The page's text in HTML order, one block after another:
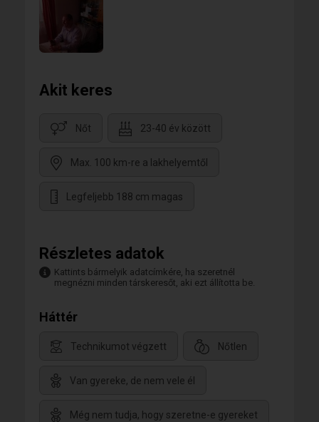
Akit keres
Nőt 23-40 év között
Max. 100 km-re a lakhelyemtől
Legfeljebb 188 cm magas
Részletes adatok
Kattints bármelyik adatcímkére, ha szeretnél
megnézni minden társkeresőt, aki ezt állította be.
Háttér
Technikumot végzett Nőtlen
Van gyereke, de nem vele él
Még nem tudja, hogy szeretne-e gyereket